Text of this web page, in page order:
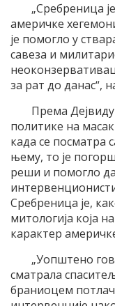
„Сребреница
америчке
је помогло у
савеза и
за рат до данас“,
Према
политике на
када се посматра
њему, то је
реши и помогло
Сребреница је,
митологија која
карактер
„Уопштено
сматрала
браниоцем